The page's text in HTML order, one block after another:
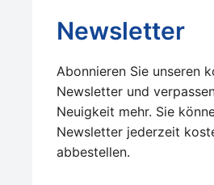
Newsletter
Abonnieren Sie unseren
Newsletter und
Neuigkeit mehr. Sie
Newsletter jederzeit
abbestellen.